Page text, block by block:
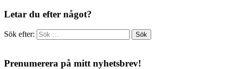
Letar du efter något?
Sök efter:
Prenumerera på mitt nyhetsbrev!